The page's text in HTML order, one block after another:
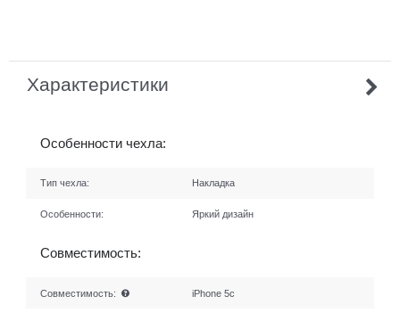
Характеристики
Особенности чехла:
Тип чехла: Накладка
Особенности: Яркий дизайн
Совместимость:
Совместимость: iPhone 5c